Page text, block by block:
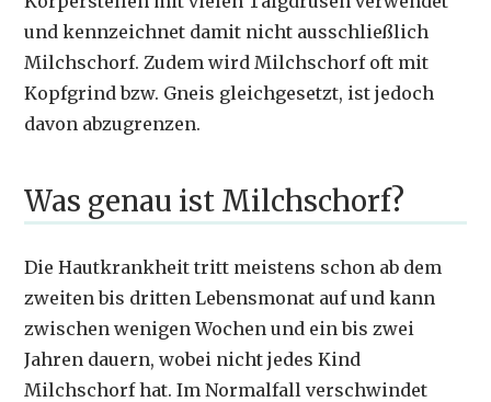
und kennzeichnet damit nicht ausschließlich
Milchschorf. Zudem wird Milchschorf oft mit
Kopfgrind bzw. Gneis gleichgesetzt, ist jedoch
davon abzugrenzen.
Was genau ist Milchschorf?
Die Hautkrankheit tritt meistens schon ab dem
zweiten bis dritten Lebensmonat auf und kann
zwischen wenigen Wochen und ein bis zwei
Jahren dauern, wobei nicht jedes Kind
Milchschorf hat. Im Normalfall verschwindet